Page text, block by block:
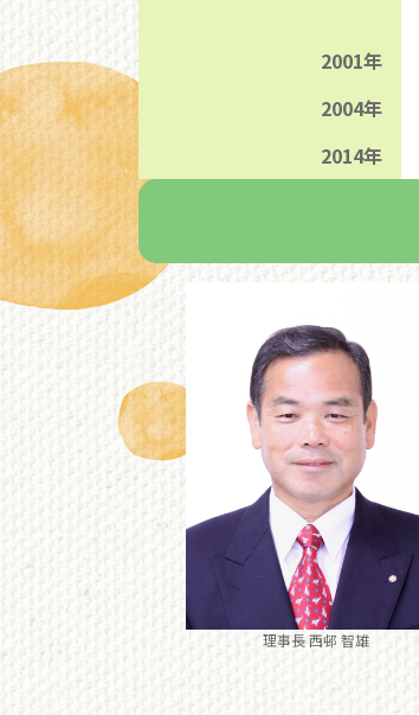
2001年
2004年
2014年
理事長 西邨 智雄